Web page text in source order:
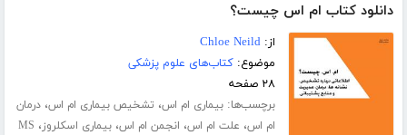
دانلود کتاب ام اس چیست؟
از:Chloe Neild
موضوع:کتاب‌های علوم پزشکی
۲۸ صفحه
برچسب‌ها:بیماری ام اس، تشخیص بیماری ام اس،درمان
ام اس، علت ام اس، انجمن ام اس،بیماری اسکلروز، MS